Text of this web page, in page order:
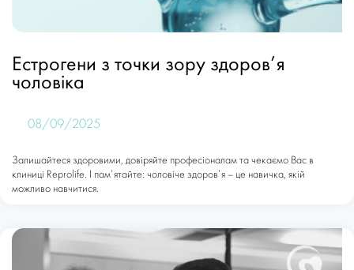
Естрогени з точки зору здоров’я
чоловіка
08/09/2025
Залишайтеся здоровими, довіряйте професіоналам та чекаємо Вас в
клиниці Reprolife. І пам’ятайте: чоловіче здоров’я – це навичка, якій
можливо навчитися.